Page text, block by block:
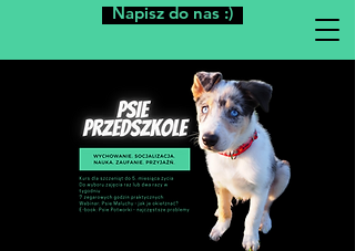
Napisz do nas :)